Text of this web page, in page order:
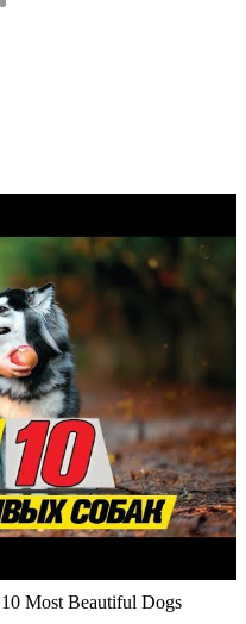
Most Beautiful Dogs